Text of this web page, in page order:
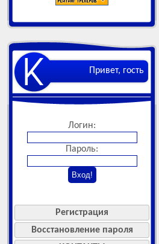
Привет, гость
Логин:
Пароль:
Регистрация
Восстановление пароля